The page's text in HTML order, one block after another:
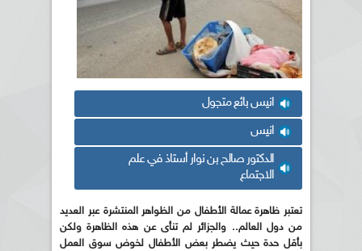
انيس بائع متجول
انيس
الدكتور صالح بن نوار أستاذ في علم
الاجتماع
تعتبر ظاهرة عمالة الأطفال من الظواهر المنتشرة عبر العديد
من دول العالم.. والجزائر لم تنأى عن هذه الظاهرة ولكن
بأقل حدة حيث يضطر بعض الأطفال لخوض سوق العمل